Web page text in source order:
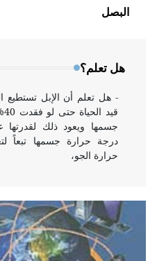
البصل
هل تعلم؟
الهندسية التي ارتبطت
الإسلامية في بلاد الشام
- هل تعلم أن الإبل تستطيع
جسمها ويعود ذلك لقدرتها
درجة حرارة جسمها تبعاً
حرارة الجو،
- هل تعلم أن أبقراط
أربعة مؤلفات هي: الحكم،
التغذية، ورسالته في
ويعود له الفضل بأنه